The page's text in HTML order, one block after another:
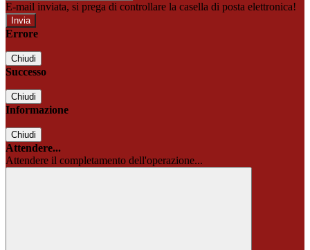
E-mail inviata, si prega di controllare la casella di posta elettronica!
Errore
Chiudi
Successo
Chiudi
Informazione
Chiudi
Attendere...
Attendere il completamento dell'operazione...